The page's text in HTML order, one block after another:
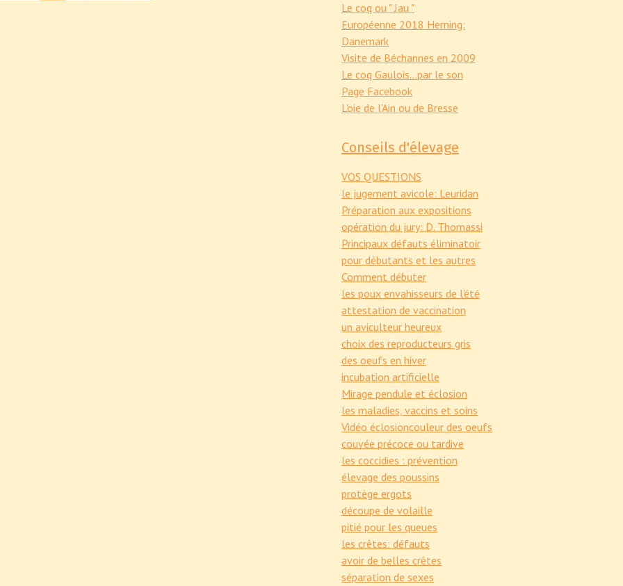
Le coq ou " Jau "
Européenne 2018 Herning:
Danemark
Visite de Béchannes en 2009
Le coq Gaulois...par le son
Page Facebook
L'oie de l'Ain ou de Bresse
Conseils d'élevage
VOS QUESTIONS
le jugement avicole: Leuridan
Préparation aux expositions
opération du jury: D. Thomassi
Principaux défauts éliminatoir
pour débutants et les autres
Comment débuter
les poux envahisseurs de l'été
attestation de vaccination
un aviculteur heureux
choix des reproducteurs gris
des oeufs en hiver
incubation artificielle
Mirage pendule et éclosion
les maladies, vaccins et soins
Vidéo éclosioncouleur des oeufs
couvée précoce ou tardive
les coccidies : prévention
élevage des poussins
protège ergots
découpe de volaille
pitié pour les queues
les crêtes: défauts
avoir de belles crêtes
séparation de sexes